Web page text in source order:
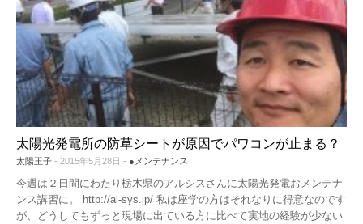
太陽光発電所の防草シートが原因でパワコンが止まる？
太陽王子 - 2015年5月28日 - ●メンテナンス
今週は２日間にわたり栃木県のアルシスさんに太陽光発電おメンテナ
ンス講習に。 http://al-sys.jp/ 私は座学の方はそれなりに得意なのです
が、どうしてもずっと現場に出ている方に比べて実地の経験が少ない